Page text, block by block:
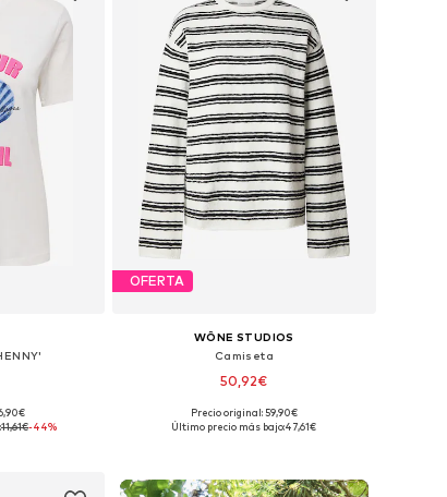
S, M, L
11,61€-44%
OFERTA
WÔNE STUDIOS
Camiseta
50,92€
Tallas disponibles: XS, S, M, L, XL
Precio original: 59,90€
Último precio más bajo:47,61€